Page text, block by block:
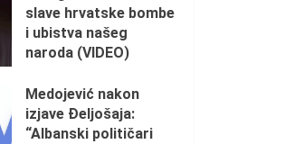
slave hrvatske bombe
i ubistva našeg
naroda (VIDEO)
Medojević nakon
izjave Đeljošaja:
“Albanski političari